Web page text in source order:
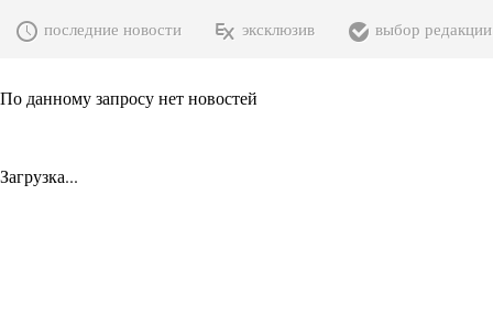
последние новости эксклюзив выбор редакции
По данному запросу нет новостей
Загрузка...